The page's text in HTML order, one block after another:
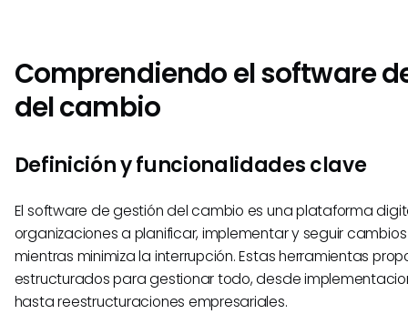
Comprendiendo el software
del cambio
Definición y funcionalidades clave
El software de gestión del cambio es una plataforma
organizaciones a planificar, implementar y seguir
mientras minimiza la interrupción. Estas herramientas
estructurados para gestionar todo, desde
hasta reestructuraciones empresariales.